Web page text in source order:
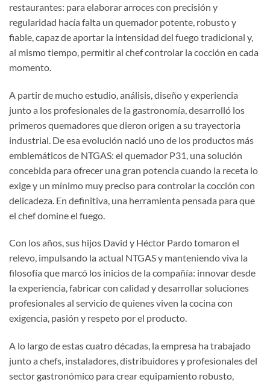
restaurantes: para elaborar arroces con precisión y
regularidad hacía falta un quemador potente, robusto y
fiable, capaz de aportar la intensidad del fuego tradicional y,
al mismo tiempo, permitir al chef controlar la cocción en cada
momento.
A partir de mucho estudio, análisis, diseño y experiencia
junto a los profesionales de la gastronomía, desarrolló los
primeros quemadores que dieron origen a su trayectoria
industrial. De esa evolución nació uno de los productos más
emblemáticos de NTGAS: el quemador P31, una solución
concebida para ofrecer una gran potencia cuando la receta lo
exige y un mínimo muy preciso para controlar la cocción con
delicadeza. En definitiva, una herramienta pensada para que
el chef domine el fuego.
Con los años, sus hijos David y Héctor Pardo tomaron el
relevo, impulsando la actual NTGAS y manteniendo viva la
filosofía que marcó los inicios de la compañía: innovar desde
la experiencia, fabricar con calidad y desarrollar soluciones
profesionales al servicio de quienes viven la cocina con
exigencia, pasión y respeto por el producto.
A lo largo de estas cuatro décadas, la empresa ha trabajado
junto a chefs, instaladores, distribuidores y profesionales del
sector gastronómico para crear equipamiento robusto,